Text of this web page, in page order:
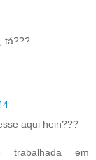
tá???
aqui hein???
em